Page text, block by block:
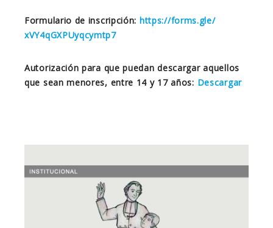
Formulario de inscripción: https://forms.gle/
xVY4qGXPUyqcymtp7
Autorización para que puedan descargar aquellos
que sean menores, entre 14 y 17 años: Descargar